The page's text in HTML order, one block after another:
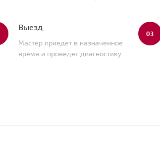
Выезд
Мастер приедет в назначенное
время и проведет диагностику
03